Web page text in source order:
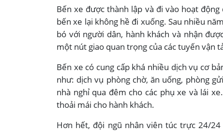
Bến xe được thành lập và đi vào hoạt
bến xe lại không hề đi xuống. Sau nhiều
bó với người dân, hành khách và nhận
một nút giao quan trọng của các tuyến vận
Bến xe có cung cấp khá nhiều dịch vụ cơ
như: dịch vụ phòng chờ, ăn uống, phòng
nhà nghỉ qua đêm cho các phụ xe và lái xe.
thoải mái cho hành khách.
Hơn hết, đội ngũ nhân viên túc trực 24/